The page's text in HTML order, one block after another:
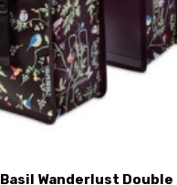
Basil Wanderlust Double